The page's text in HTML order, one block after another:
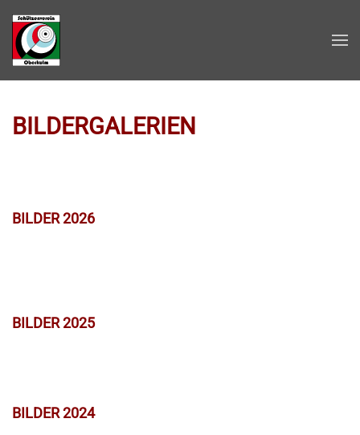
Zum Hauptinhalt springen
BILDERGALERIEN
BILDER 2026
BILDER 2025
BILDER 2024